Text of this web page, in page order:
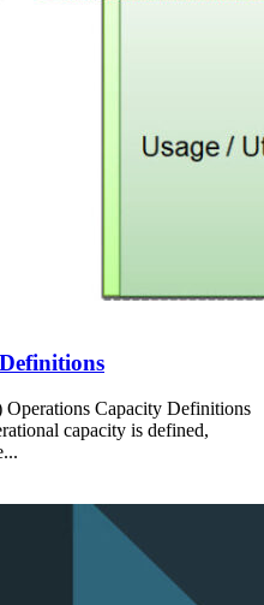
Capacity Definitions
capacity is defined,